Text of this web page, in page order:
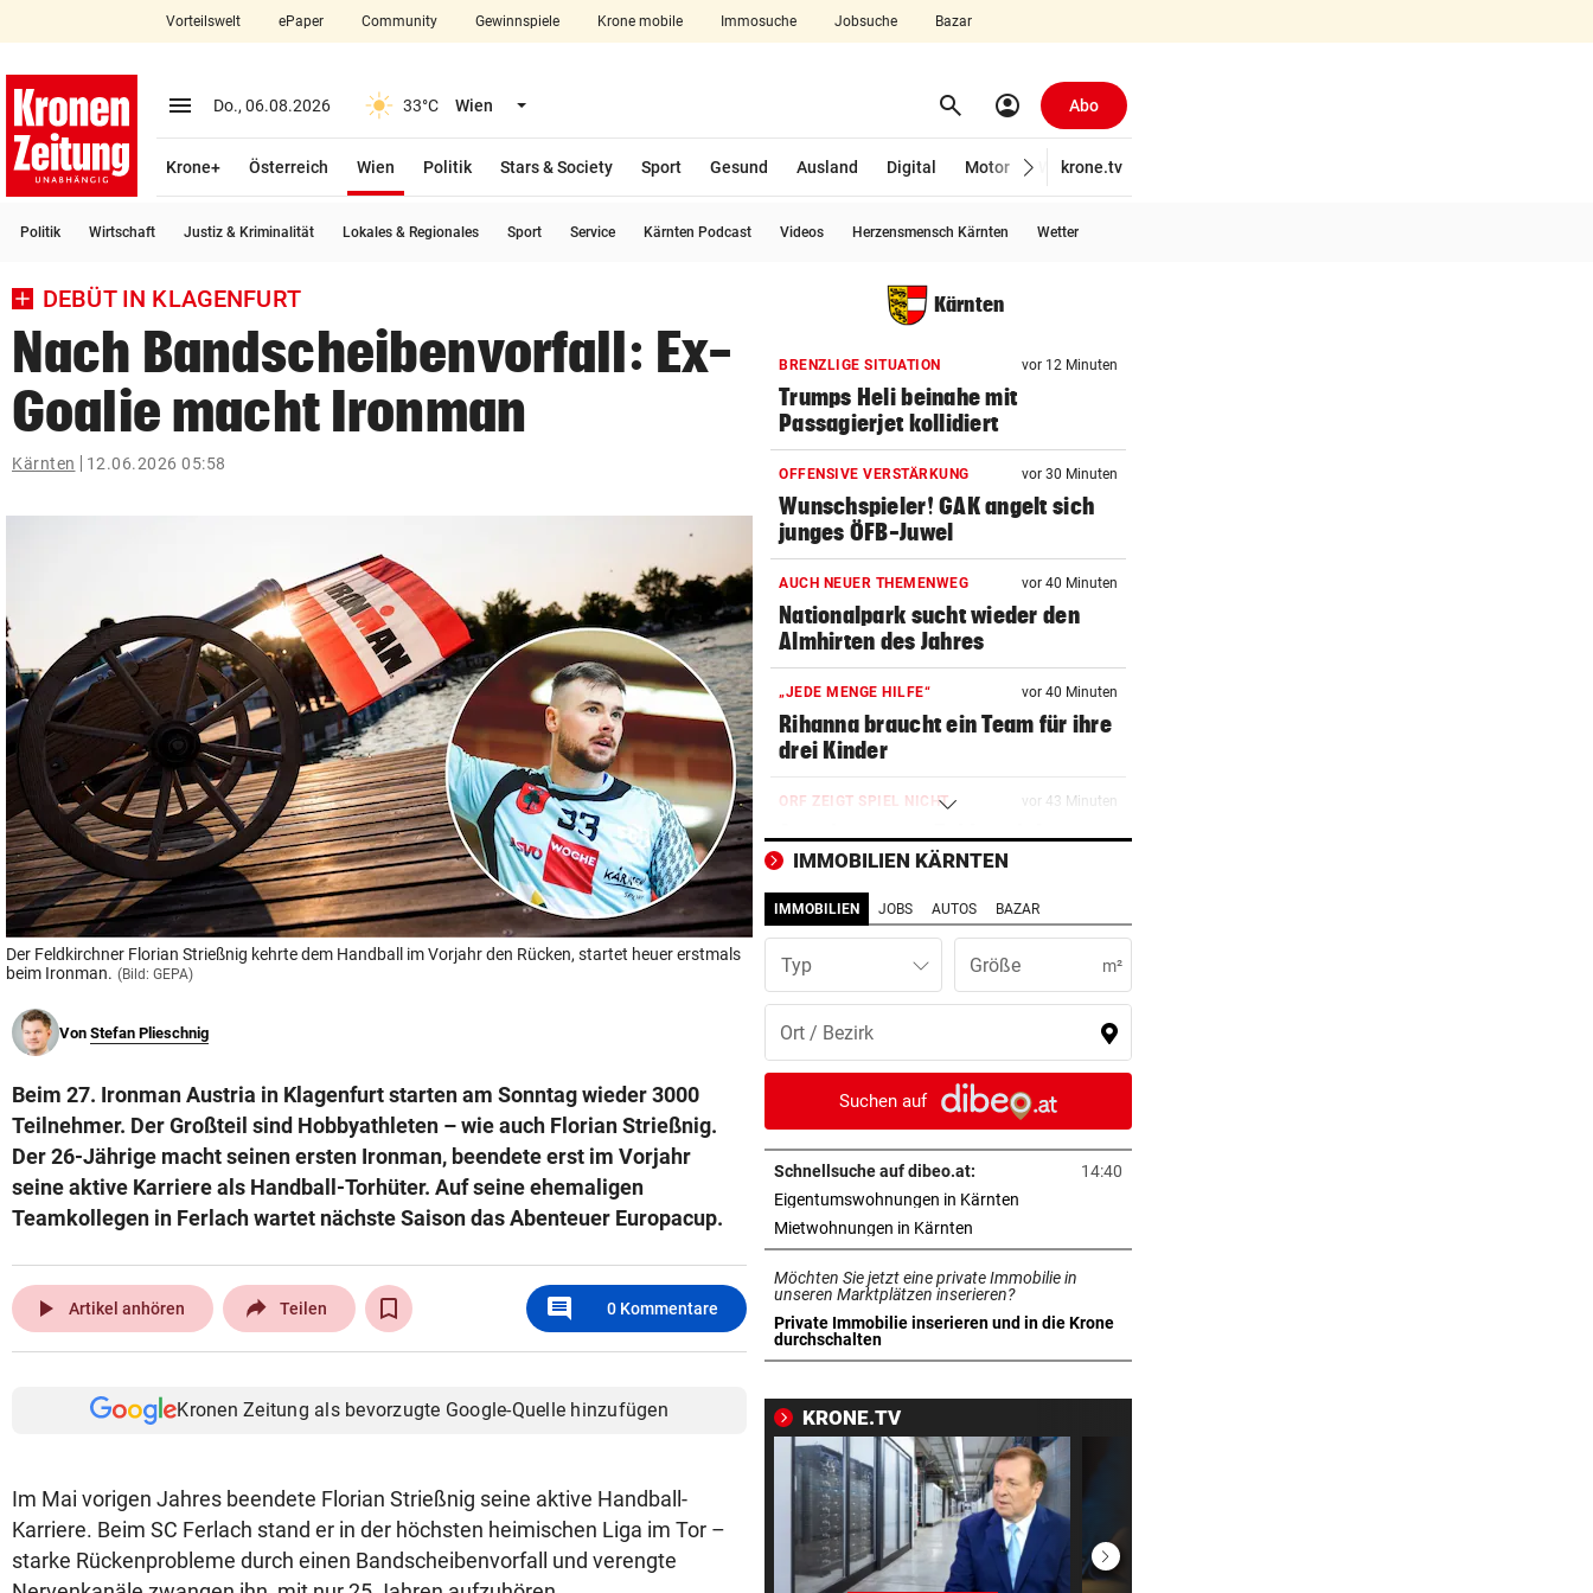
closeSchließen
account_circle Anmelden
arrow_right
bookmark
search
Suchbegriff
eingeben
Vorteilswelt ePaper Community Gewinnspiele Krone mobile Immosuche Jobsuche Bazar
menu Menü aufklappen
Do., 06.08.2026 33°C Wien Menü aufklappen search Suchen
account_circle Abo
Krone+ Österreich Wien
Politik
Stars & Society Sport Gesund Ausland Digital Motor Wirtschaft
krone.tv
Politik Wirtschaft Justiz & Kriminalität Lokales & Regionales Sport Service Kärnten Podcast Videos Herzensmensch Kärnten Wetter
DEBÜT IN KLAGENFURT
Nach Bandscheibenvorfall: Ex-
Goalie macht Ironman
Kärnten 12.06.2026 05:58
Der Feldkirchner Florian Strießnig kehrte dem Handball im Vorjahr den Rücken, startet heuer erstmals
beim Ironman. (Bild: GEPA)
Von Stefan Plieschnig
Beim 27. Ironman Austria in Klagenfurt starten am Sonntag wieder 3000
Teilnehmer. Der Großteil sind Hobbyathleten – wie auch Florian Strießnig.
Der 26-Jährige macht seinen ersten Ironman, beendete erst im Vorjahr
seine aktive Karriere als Handball-Torhüter. Auf seine ehemaligen
Teamkollegen in Ferlach wartet nächste Saison das Abenteuer Europacup.
play_arrow Artikel anhören Teilen comment 0 Kommentare
Kronen Zeitung als bevorzugte Google-Quelle hinzufügen
Im Mai vorigen Jahres beendete Florian Strießnig seine aktive Handball-
Karriere. Beim SC Ferlach stand er in der höchsten heimischen Liga im Tor –
starke Rückenprobleme durch einen Bandscheibenvorfall und verengte
Kärnten
BRENZLIGE SITUATION vor 12 Minuten
Trumps Heli beinahe mit
Passagierjet kollidiert
OFFENSIVE VERSTÄRKUNG vor 30 Minuten
Wunschspieler! GAK angelt sich
junges ÖFB-Juwel
AUCH NEUER THEMENWEG vor 40 Minuten
Nationalpark sucht wieder den
Almhirten des Jahres
„JEDE MENGE HILFE“ vor 40 Minuten
Rihanna braucht ein Team für ihre
drei Kinder
ORF ZEIGT SPIEL NICHT vor 43 Minuten
Austria sauer: „Zahlen nicht
weniger Gebühren!“
GROSSEINSATZ IN WIEN vor einer Stunde
Dorotheum-Überfall: Täter in
Filiale verschanzt
vor einer Stunde
Ton am Handy?
CHIPS, KI UND ROBOTER vor einer Stunde
Diese China-Durchbrüche
machen Washington nervös
WOHIN MIT GRILLRESTLN
Diese Kühlschrank-Fehler
schlagen auf den Magen
FAHNDUNGSERFOLG
Österreicher (29) gefasst
VOM WINDE VERWEHT vor einer Stunde
Geldtransporter verliert Bares auf
belebter Straße
DISKUTIEREN SIE MIT! vor einer Stunde
IMMOBILIEN KÄRNTEN
IMMOBILIEN JOBS AUTOS BAZAR
Typ m²
Suchen auf
Schnellsuche auf dibeo.at:
14:40
Eigentumswohnungen in Kärnten
Mietwohnungen in Kärnten
Möchten Sie jetzt eine private Immobilie in
unseren Marktplätzen inserieren?
Private Immobilie inserieren und in die Krone
durchschalten
in neuem Tab öffnen
KRONE.TV